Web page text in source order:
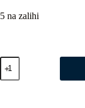
5 na zalihi
Usisivac
Roborock
Q10